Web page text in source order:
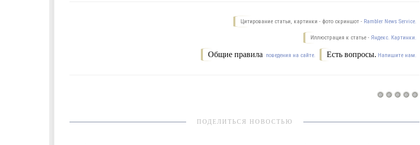
Цитирование статьи, картинки - фото скриншот - Rambler News Service.
Иллюстрация к статье - Яндекс. Картинки.
Есть вопросы. Напишите нам.
Общие правила поведения на сайте.
ПОДЕЛИТЬСЯ НОВОСТЬЮ